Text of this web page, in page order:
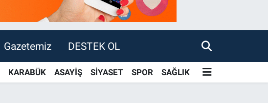
Gazetemiz DESTEK OL
KARABÜK ASAYİŞ SİYASET SPOR SAĞLIK